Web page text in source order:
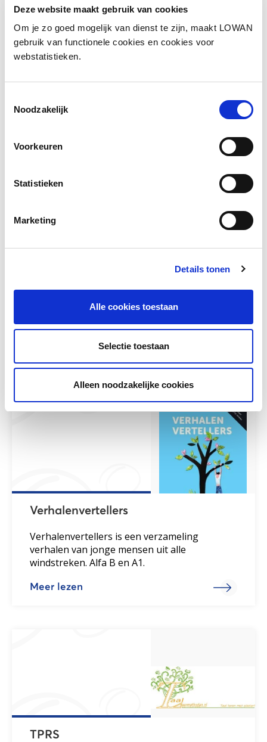
Deze website maakt gebruik van cookies
Om je zo goed mogelijk van dienst te zijn, maakt LOWAN
gebruik van functionele cookies en cookies voor
webstatistieken.
Noodzakelijk
Voorkeuren
Statistieken
Marketing
Details tonen
Alle cookies toestaan
Selectie toestaan
Alleen noodzakelijke cookies
Informatie
Jaar van uitgave:
Social media
Gerelateerd lesmateriaal
Verhalenvertellers
Verhalenvertellers is een verzameling
verhalen van jonge mensen uit alle
windstreken. Alfa B en A1.
Meer lezen
TPRS